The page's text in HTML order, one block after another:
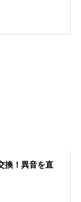
換！異音を直